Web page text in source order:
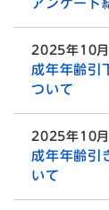
アンケート
2025年10
成年年齢引
ついて
2025年10
成年年齢引
いて